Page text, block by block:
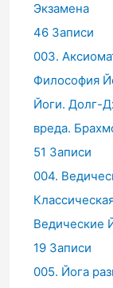
Экзамена
46 Записи
003.
Философия
Йоги. Долг-
вреда.
51 Записи
004.
Ведические
19 Записи
005. Йога